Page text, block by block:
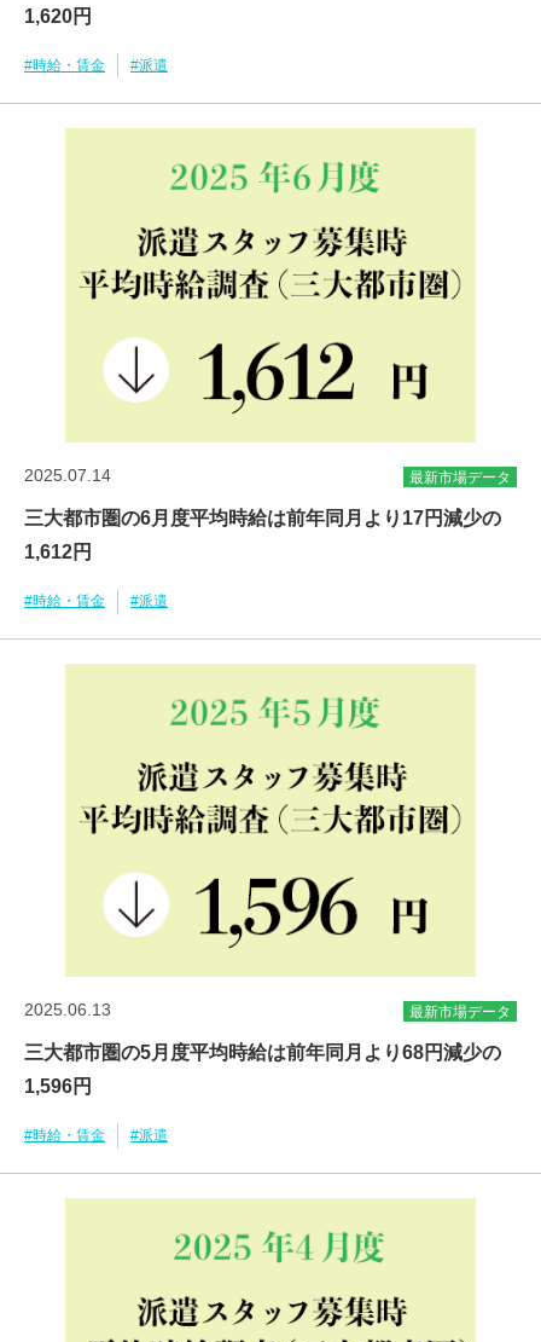
1,620円
#時給・賃金 #派遣
2025.07.14 最新市場データ
三大都市圏の6月度平均時給は前年同月より17円減少の
1,612円
#時給・賃金 #派遣
2025.06.13 最新市場データ
三大都市圏の5月度平均時給は前年同月より68円減少の
1,596円
#時給・賃金 #派遣